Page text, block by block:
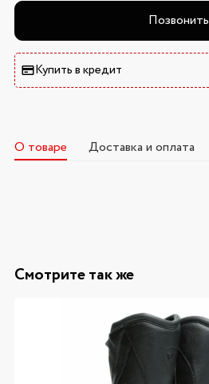
Позвонить
Купить в кредит
О товаре Доставка и оплата
Смотрите так же